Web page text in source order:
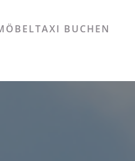
BUCHEN